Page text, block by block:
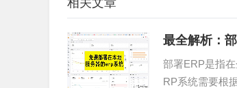
相关文章
最全解析：
部署ERP是指
RP系统需要根